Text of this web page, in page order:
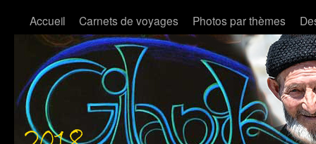
Accueil Carnets de voyages Photos par thèmes